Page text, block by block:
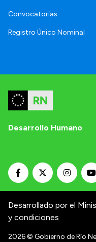
Convocatorias
Registro Único Nominal
Desarrollo Humano
Desarrollado por el
y condiciones
2026© Gobierno de Río